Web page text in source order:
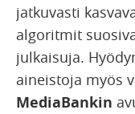
jatkuvasti
algoritmit
julkaisuja.
aineistoja myös
MediaBankin